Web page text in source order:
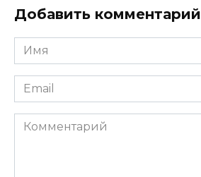
Добавить комментарий
Имя
Email
Комментарий